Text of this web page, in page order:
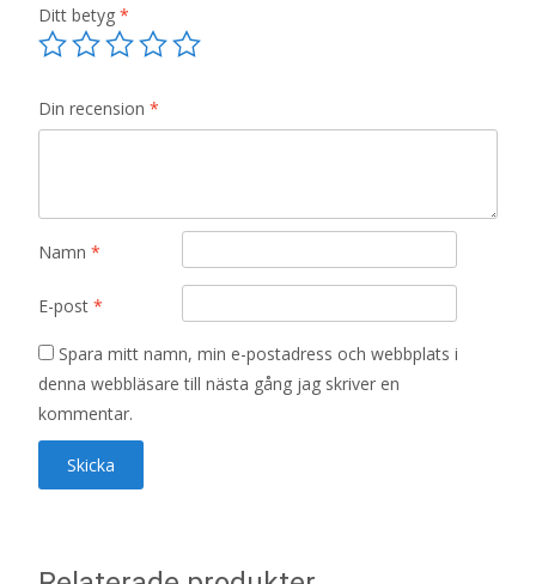
Ditt betyg *
Din recension *
Namn *
E-post *
Spara mitt namn, min e-postadress och webbplats i
denna webbläsare till nästa gång jag skriver en
kommentar.